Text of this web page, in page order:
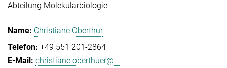
Abteilung Molekularbiologie
Christiane Oberthür
+49 551 201-2864
christiane.oberthuer@...